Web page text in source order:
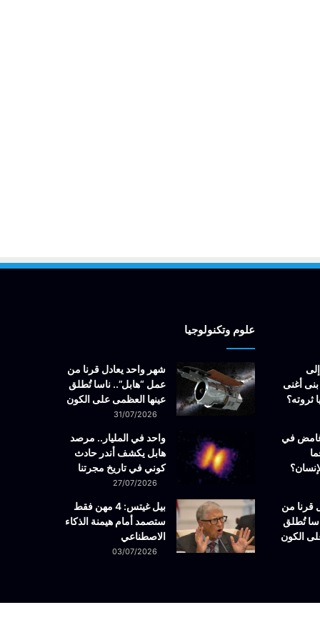
أغنى
ثروته؟
في
قرنا من
تُطلق
الكون
علوم وتكنولوجيا
شهر واحد يعادل قرنا من
عمل “هابل”.. ناسا تُطلق
عينها العظمى على الكون
31/07/2026
واحد في المليار.. مرصد
هابل يكشف أندر حادث
كوني في تاريخ مجرتنا
27/07/2026
بيل غيتس: 4 مهن فقط
ستصمد أمام هيمنة الذكاء
الاصطناعي
03/07/2026